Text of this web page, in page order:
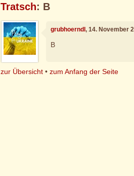
Tratsch: B
grubhoerndl, 14. November
B
zur Übersicht •zum Anfang der Seite